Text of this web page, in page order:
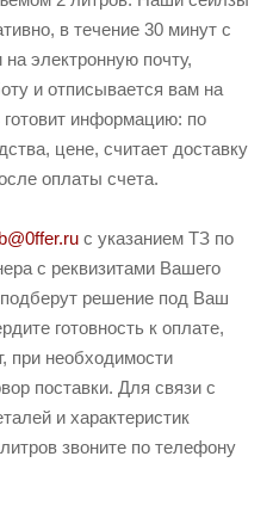
в течение 30 минут с
электронную почту,
и отписывается вам на
информацию: по
цене, считает доставку
оплаты счета.
с указанием ТЗ по
с реквизитами Вашего
подберут решение под Ваш
готовность к оплате,
при необходимости
поставки. Для связи с
и характеристик
звоните по телефону